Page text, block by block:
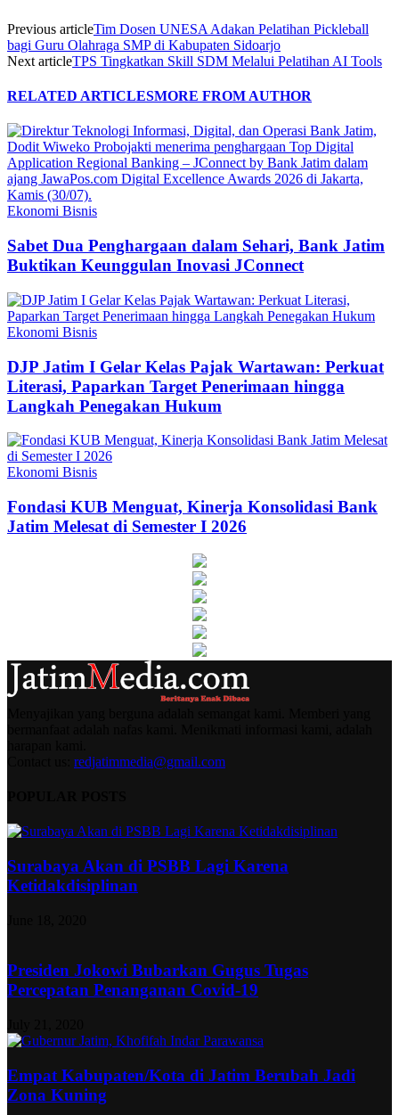
Previous articleTim Dosen UNESA Adakan Pelatihan Pickleball
bagi Guru Olahraga SMP di Kabupaten Sidoarjo
Next articleTPS Tingkatkan Skill SDM Melalui Pelatihan AI Tools
RELATED ARTICLESMORE FROM AUTHOR
Ekonomi Bisnis
Sabet Dua Penghargaan dalam Sehari, Bank Jatim
Buktikan Keunggulan Inovasi JConnect
Ekonomi Bisnis
DJP Jatim I Gelar Kelas Pajak Wartawan: Perkuat
Literasi, Paparkan Target Penerimaan hingga
Langkah Penegakan Hukum
Ekonomi Bisnis
Fondasi KUB Menguat, Kinerja Konsolidasi Bank
Jatim Melesat di Semester I 2026
redjatimmedia@gmail.com
Surabaya Akan di PSBB Lagi Karena
Ketidakdisiplinan
Presiden Jokowi Bubarkan Gugus Tugas
Percepatan Penanganan Covid-19
Empat Kabupaten/Kota di Jatim Berubah Jadi
Zona Kuning